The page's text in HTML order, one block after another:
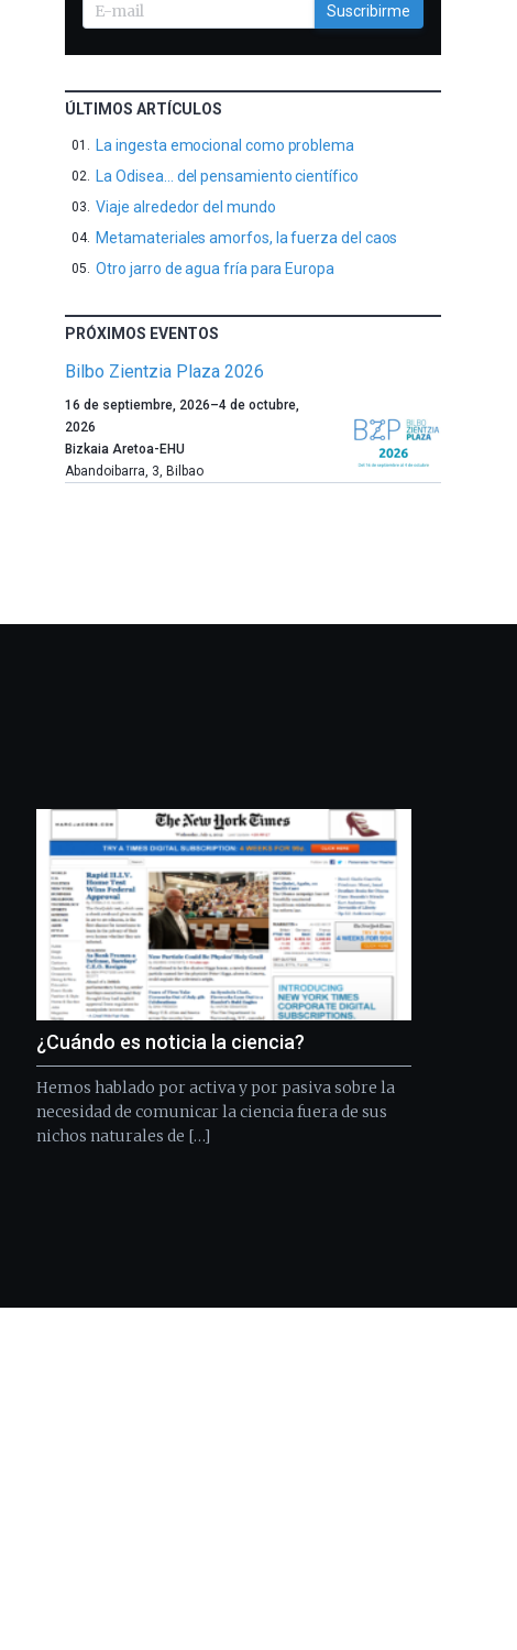
Suscribirme
ÚLTIMOS ARTÍCULOS
La ingesta emocional como problema
La Odisea… del pensamiento científico
Viaje alrededor del mundo
Metamateriales amorfos, la fuerza del caos
Otro jarro de agua fría para Europa
PRÓXIMOS EVENTOS
Bilbo Zientzia Plaza 2026
Un
año
más,
Bilbao
la
Plaza
(BZP),
festival
que
llenará
ciudad
de
monólogos,
exposiciones,
conferencias,
docufórums
y
espectáculos
4
16 de septiembre, 2026–4 de octubre,
2026
Bizkaia Aretoa-EHU
Abandoibarra, 3, Bilbao
¿Cuándo es noticia la ciencia?
Hemos hablado por activa y por pasiva sobre la
necesidad de comunicar la ciencia fuera de sus
nichos naturales de […]